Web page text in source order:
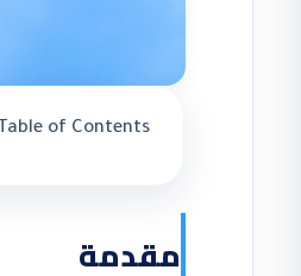
Table of Contents
مقدمة